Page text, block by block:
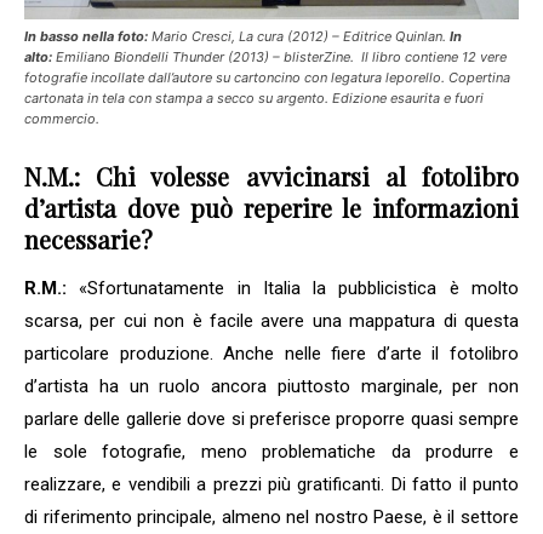
In basso nella foto: Mario Cresci, La cura (2012) – Editrice Quinlan. In
alto: Emiliano Biondelli Thunder(2013) – blisterZine. Il libro contiene 12 vere
fotografie incollate dall’autore su cartoncino con legatura leporello. Copertina
cartonata in tela con stampa a secco su argento. Edizione esaurita e fuori
commercio.
N.M.: Chi volesse avvicinarsi al fotolibro
d’artista dove può reperire le informazioni
necessarie?
R.M.: «Sfortunatamente in Italia la pubblicistica è molto
scarsa, per cui non è facile avere una mappatura di questa
particolare produzione. Anche nelle fiere d’arte il fotolibro
d’artista ha un ruolo ancora piuttosto marginale, per non
parlare delle gallerie dove si preferisce proporre quasi sempre
le sole fotografie, meno problematiche da produrre e
realizzare, e vendibili a prezzi più gratificanti. Di fatto il punto
di riferimento principale, almeno nel nostro Paese, è il settore
Sono un
Si
No
ISCRIVITI!